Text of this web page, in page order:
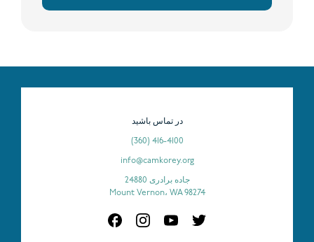
در تماس باشید
(360) 416-4100
info@camkorey.org
24880 جاده برادری
Mount Vernon، WA 98274